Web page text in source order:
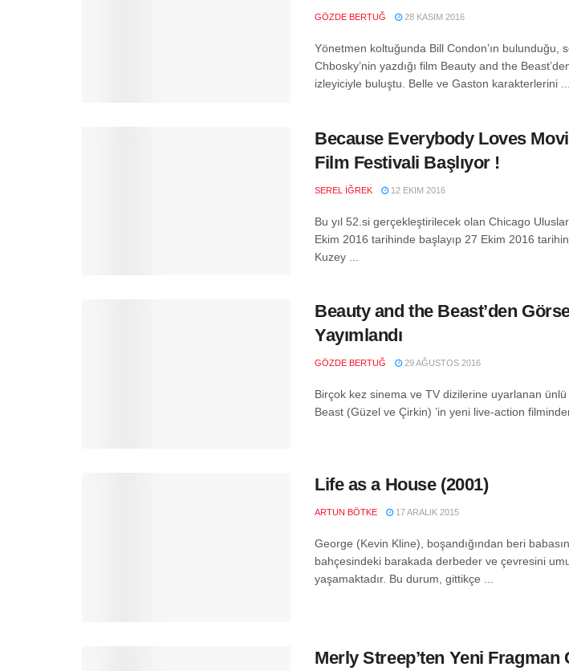
GÖZDE BERTUĞ 28 KASIM 2016
Yönetmen koltuğunda Bill Condon’ın bulunduğu,
Chbosky’nin yazdığı film Beauty and the
izleyiciyle buluştu. Belle ve Gaston karakterlerini ...
Because Everybody Loves
Film Festivali Başlıyor !
SEREL İĞREK 12 EKIM 2016
Bu yıl 52.si gerçekleştirilecek olan Chicago
Ekim 2016 tarihinde başlayıp 27 Ekim 2016
Kuzey ...
Beauty and the Beast’den
Yayımlandı
GÖZDE BERTUĞ 29 AĞUSTOS 2016
Birçok kez sinema ve TV dizilerine uyarlanan
Beast (Güzel ve Çirkin) ’in yeni live-action
Life as a House (2001)
ARTUN BÖTKE 17 ARALIK 2015
George (Kevin Kline), boşandığından beri
bahçesindeki barakada derbeder ve çevresini
yaşamaktadır. Bu durum, gittikçe ...
Merly Streep’ten Yeni Fragman